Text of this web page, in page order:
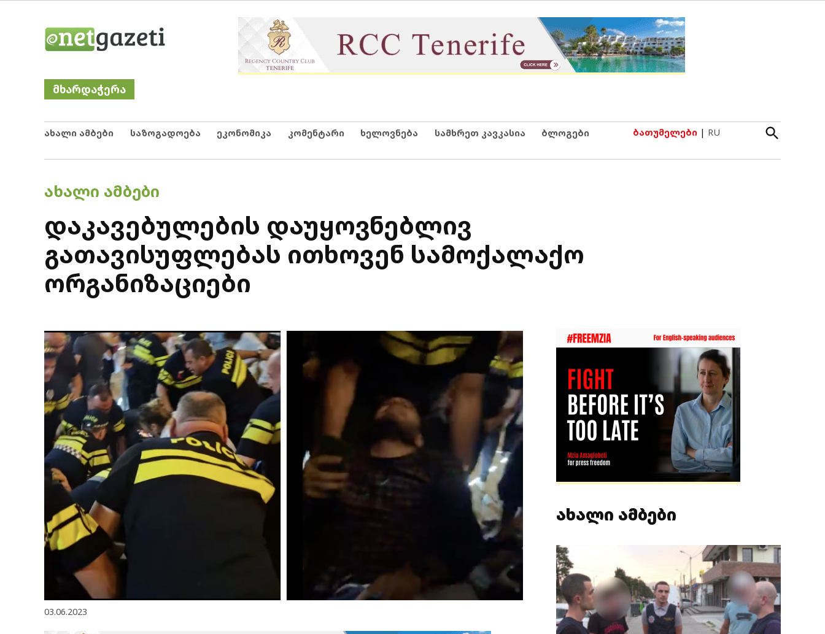
Netgazeti
მხარდაჭერა
ახალი ამბები საზოგადოება ეკონომიკა კომენტარი ხელოვნება სამხრეთ კავკასია ბლოგები ბათუმელები | RU
Open
Search
POSTED
ᲐᲮᲐᲚᲘ ᲐᲛᲑᲔᲑᲘ
დაკავებულების დაუყოვნებლივ
გათავისუფლებას ითხოვენ სამოქალაქო
ორგანიზაციები
03.06.2023
ახალი ამბები